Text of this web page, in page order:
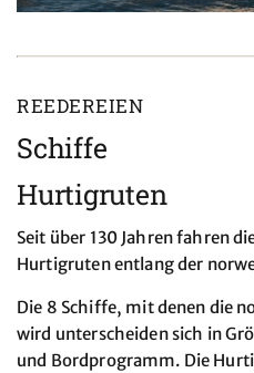
REEDEREIEN
Schiffe
Hurtigruten
Seit über 130 Jahren fahren
Hurtigruten entlang der
Die 8 Schiffe, mit denen die
wird unterscheiden sich in
und Bordprogramm. Die